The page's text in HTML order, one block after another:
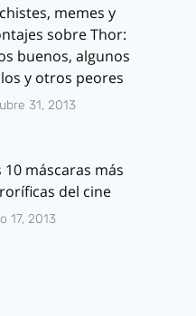
memes y
sobre Thor:
buenos, algunos
y otros peores
31, 2013
10 máscaras más
del cine
17, 2013